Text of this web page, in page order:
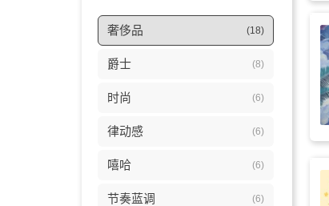
奢侈品 (18)
爵士 (8)
时尚 (6)
律动感 (6)
嘻哈 (6)
节奏蓝调 (6)